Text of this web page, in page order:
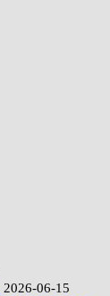
2026-06-15